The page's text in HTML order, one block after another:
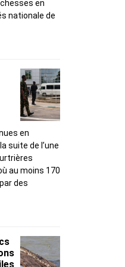
en
nationale de
en
suite de l’une
au moins 170
des